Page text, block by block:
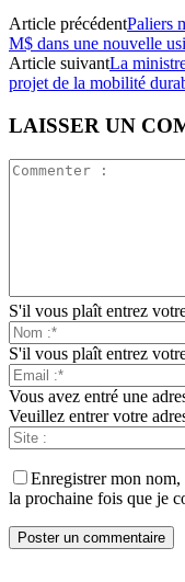
Article précédentPaliers
M$ dans une nouvelle
Article suivantLa
projet de la mobilité
LAISSER UN
S'il vous plaît entrez
S'il vous plaît entrez
Vous avez entré une
Veuillez entrer votre
Enregistrer mon
la prochaine fois que je